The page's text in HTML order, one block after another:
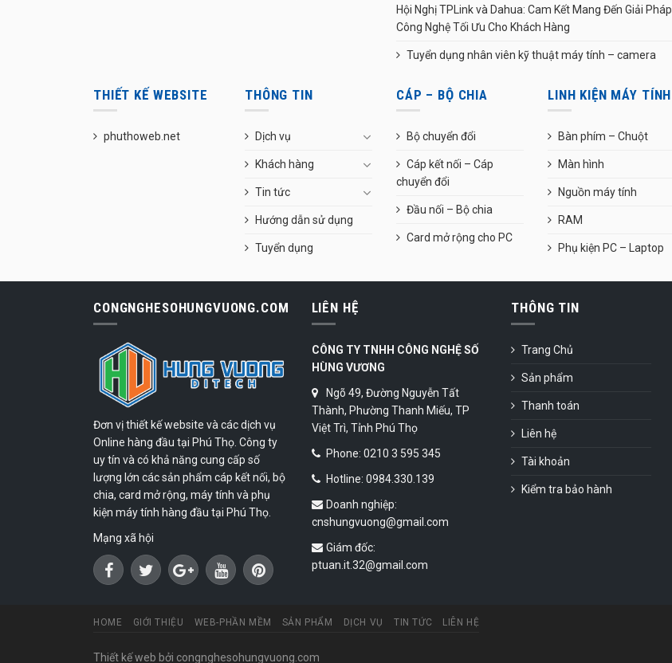
Hội Nghị TPLink và Dahua: Cam Kết Mang Đến Giải Pháp
Công Nghệ Tối Ưu Cho Khách Hàng
Tuyển dụng nhân viên kỹ thuật máy tính – camera
THIẾT KẾ WEBSITE
phuthoweb.net
THÔNG TIN
Dịch vụ
Khách hàng
Tin tức
Hướng dẫn sử dụng
Tuyển dụng
CÁP – BỘ CHIA
Bộ chuyển đổi
Cáp kết nối – Cáp
chuyển đổi
Đầu nối – Bộ chia
Card mở rộng cho PC
LINH KIỆN MÁY TÍNH
Bàn phím – Chuột
Màn hình
Nguồn máy tính
RAM
Phụ kiện PC – Laptop
CONGNGHESOHUNGVUONG.COM
Đơn vị thiết kế website và các dịch vụ
Online hàng đầu tại Phú Thọ. Công ty
uy tín và có khả năng cung cấp số
lượng lớn các sản phẩm cáp kết nối, bộ
chia, card mở rộng, máy tính và phụ
kiện máy tính hàng đầu tại Phú Thọ.
Mạng xã hội
LIÊN HỆ
CÔNG TY TNHH CÔNG NGHỆ SỐ
HÙNG VƯƠNG
Ngõ 49, Đường Nguyễn Tất
Thành, Phường Thanh Miếu, TP
Việt Trì, Tỉnh Phú Thọ
Phone: 0210 3 595 345
Hotline: 0984.330.139
Doanh nghiệp:
cnshungvuong@gmail.com
Giám đốc:
ptuan.it.32@gmail.com
THÔNG TIN
Trang Chủ
Sản phẩm
Thanh toán
Liên hệ
Tài khoản
Kiểm tra bảo hành
HOME GIỚI THIỆU WEB-PHẦN MỀM SẢN PHẨM DỊCH VỤ TIN TỨC LIÊN HỆ
Thiết kế web bởi congnghesohungvuong.com